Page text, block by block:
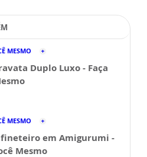
MESMO
Duplo Luxo - Faça
MESMO
em Amigurumi -
Mesmo